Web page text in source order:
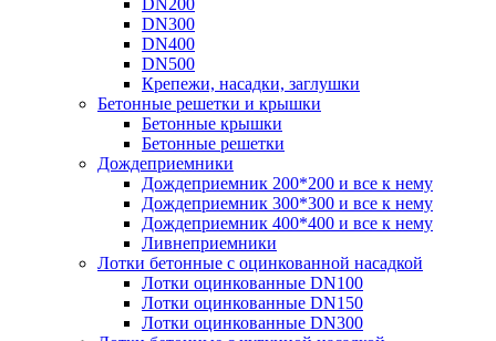
DN200
DN300
DN400
DN500
Крепежи, насадки, заглушки
Бетонные решетки и крышки
Бетонные крышки
Бетонные решетки
Дождеприемники
Дождеприемник 200*200 и все к нему
Дождеприемник 300*300 и все к нему
Дождеприемник 400*400 и все к нему
Ливнеприемники
Лотки бетонные с оцинкованной насадкой
Лотки оцинкованные DN100
Лотки оцинкованные DN150
Лотки оцинкованные DN300